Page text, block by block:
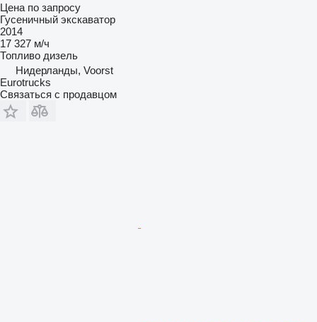
Цена по запросу
Гусеничный экскаватор
2014
17 327 м/ч
Топливо дизель
Нидерланды, Voorst
Eurotrucks
Связаться с продавцом